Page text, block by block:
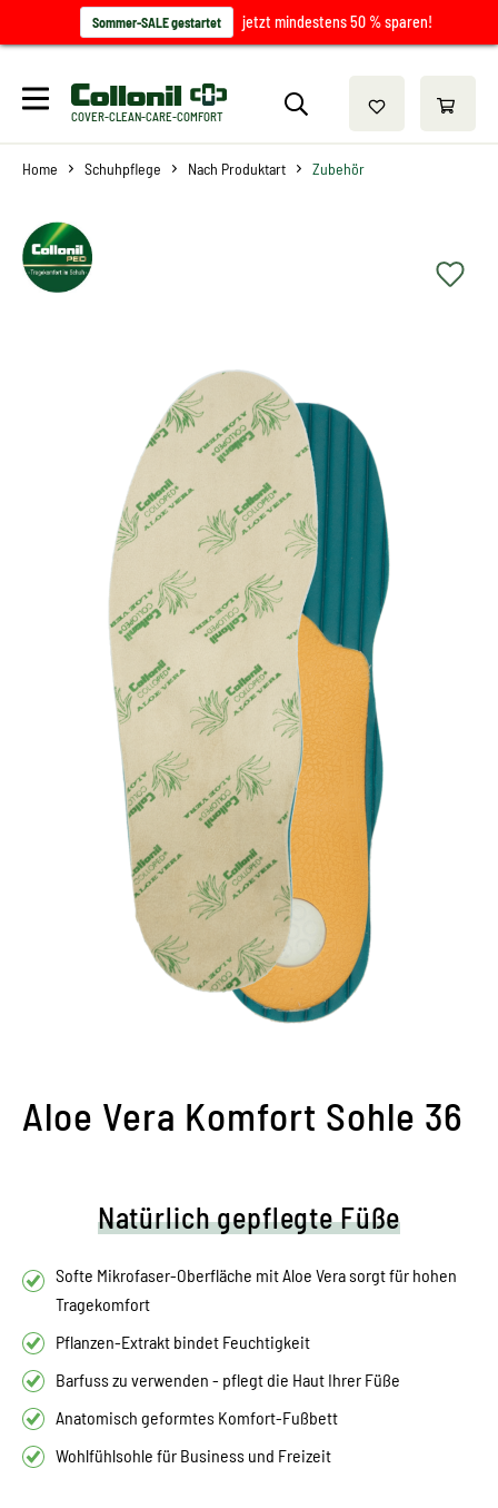
Sommer-SALE gestartet jetzt mindestens 50 % sparen!
COVER-CLEAN-CARE-COMFORT
Home Schuhpflege Nach Produktart Zubehör
Aloe Vera Komfort Sohle 36
Natürlich gepflegte Füße
Softe Mikrofaser-Oberfläche mit Aloe Vera sorgt für hohen
Tragekomfort
Pflanzen-Extrakt bindet Feuchtigkeit
Barfuss zu verwenden - pflegt die Haut Ihrer Füße
Anatomisch geformtes Komfort-Fußbett
Wohlfühlsohle für Business und Freizeit